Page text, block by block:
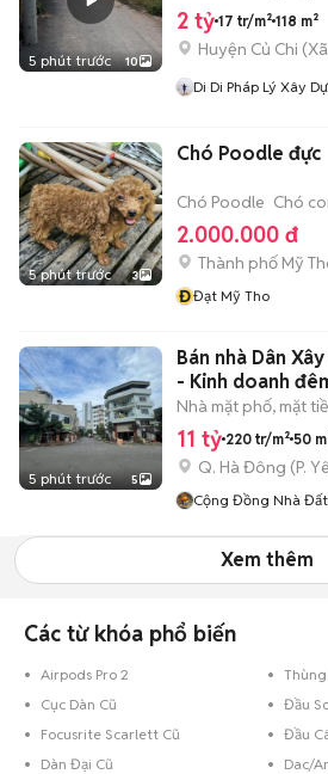
5 phút trước 10
2 tỷ 17 tr/m² 118 m²
Huyện Củ Chi (
Di Di Pháp Lý Xây
5 phút trước 3
Chó Poodle đực
Chó Poodle Chó
2.000.000 đ
Thành phố Mỹ
ĐĐạt Mỹ Tho
5 phút trước 5
Bán nhà Dân
- Kinh doanh
Nhà mặt phố, mặt
11 tỷ 220 tr/m² 50
Q. Hà Đông (P.
Cộng Đồng Nhà Đất
Xem thêm
Các từ khóa phổ biến
Airpods Pro 2
Cục Dàn Cũ
Đầu
Focusrite Scarlett Cũ
Đầu
Dàn Đại Cũ
Dac/